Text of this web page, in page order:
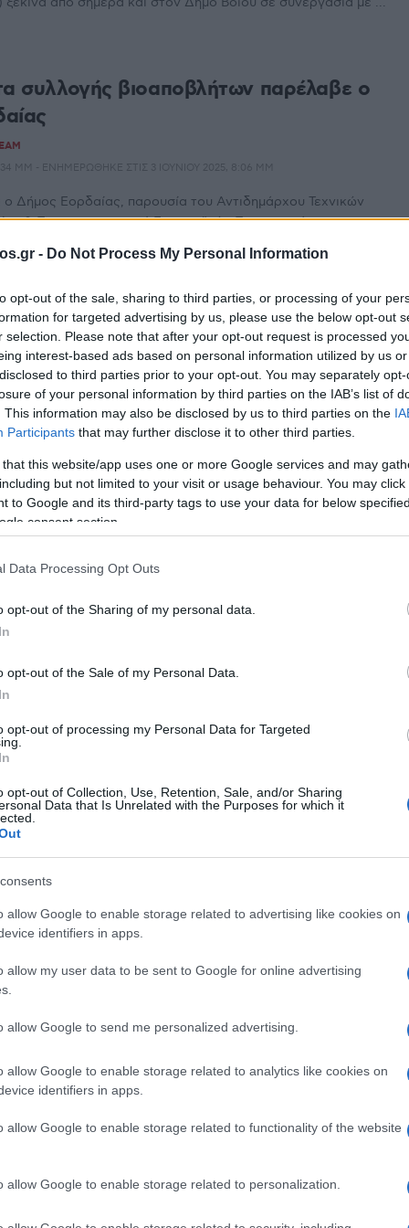
- Do Not Process My Personal Information
opt-out of the sale, sharing to third parties, or processing of your
for targeted advertising by us, please use the below opt-out
selection. Please note that after your opt-out request is processed
interest-based ads based on personal information utilized by us
to third parties prior to your opt-out. You may separately
of your personal information by third parties on the IAB’s list of
This information may also be disclosed by us to third parties on the
Participants that may further disclose it to other third parties.
that this website/app uses one or more Google services and may
but not limited to your visit or usage behaviour. You may
to Google and its third-party tags to use your data for below
consent section.
Data Processing Opt Outs
opt-out of the Sharing of my personal data.
opt-out of the Sale of my Personal Data.
opt-out of processing my Personal Data for Targeted
opt-out of Collection, Use, Retention, Sale, and/or Sharing
Data that Is Unrelated with the Purposes for which it
allow Google to enable storage related to advertising like cookies on
identifiers in apps.
allow my user data to be sent to Google for online advertising
allow Google to send me personalized advertising.
allow Google to enable storage related to analytics like cookies on
identifiers in apps.
allow Google to enable storage related to functionality of the website
allow Google to enable storage related to personalization.
συλλογής βιοαποβλήτων παρέλαβε ο
ΜΜ - ΕΝΗΜΕΡΏΘΗΚΕ ΣΤΙΣ 3 ΙΟΥΝΊΟΥ 2025, 8:06 ΜΜ
ο Δήμος Εορδαίας, παρουσία του Αντιδημάρχου Τεχνικών
& Προγραμματισμού Ευρωπαϊκών Προγραμμάτων
υπογειοποίηση απορριμμάτων προχωρά
οι σύγχρονοι κάδοι
15 ΦΕΒΡΟΥΑΡΊΟΥ 2023, 11:13 ΠΜ
υπόγειους κάδους απέκτησε η πόλη των Γρεβενών στο
δράσεων για τη λειτουργική, αισθητική και
ακινητοποίησαν απορριμματοφόρο για
-Στο τμήμα οδηγός, εργάτες
και ελλείψεων σε απορριμματοφόρο όχημα του δήμου
σε έλεγχο της Αστυνομία, μετά από καταγγελία
στον Δήμο Φλώρινας
12:01 ΜΜ - ΕΝΗΜΕΡΏΘΗΚΕ ΣΤΙΣ 11 ΙΟΥΛΊΟΥ 2025, 7:42 ΜΜ
ημέρες στον Δήμο Φλώρινας το δεύτερο
τύπου πρέσας με γερανό. Πρόκειται για νέο, σύγχρονο
δήμαρχοι με τη νέα πρόταση της
τα τέλη διαχείρισης απορριμμάτων
7:32 ΜΜ - ΕΝΗΜΕΡΏΘΗΚΕ ΣΤΙΣ 25 ΟΚΤΩΒΡΊΟΥ 2022, 12:37 ΜΜ
στη νέα πρόταση της ΔΙΑΔΥΜΑ για αυξήσεις στα τέλη
ο δήμος Βοΐου
ο Δήμος Βοΐου. Η συνολική δαπάνη ανέρχεται στο ποσό ...